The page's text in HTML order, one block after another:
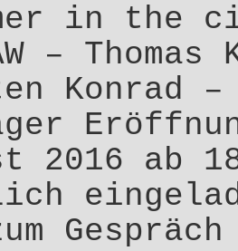
in the
–
Konrad
2016 ab